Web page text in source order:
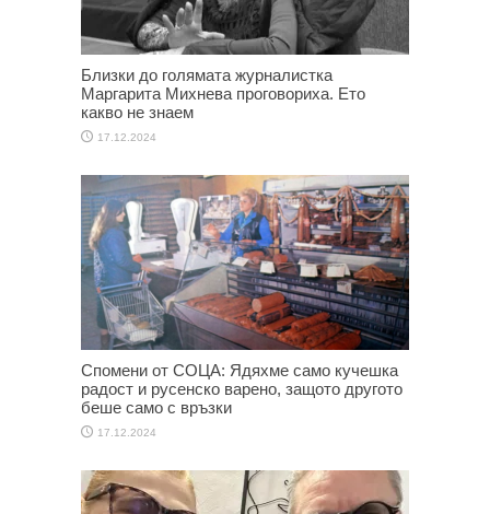
Близки до голямата журналистка
Маргарита Михнева проговориха. Ето
какво не знаем
17.12.2024
Спомени от СОЦА: Ядяхме само кучешка
радост и русенско варено, защото другото
беше само с връзки
17.12.2024